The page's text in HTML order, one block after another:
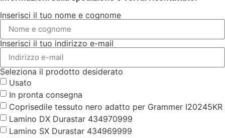
Inserisci il tuo nome e cognome
Inserisci il tuo indirizzo e-mail
Seleziona il prodotto desiderato
Usato
In pronta consegna
Coprisedile tessuto nero adatto per Grammer I20245KR
Lamino DX Durastar 434970999
Lamino SX Durastar 434969999